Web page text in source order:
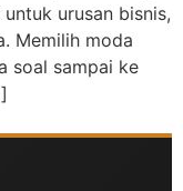
urusan bisnis,
Memilih moda
soal sampai ke